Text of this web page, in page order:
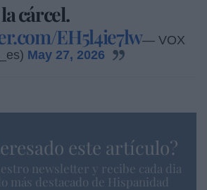
cárcel.
EH5l4ie7lw— VOX
May 27, 2026
este artículo?
newsletter y recibe cada dia
más destacado de Hispanidad